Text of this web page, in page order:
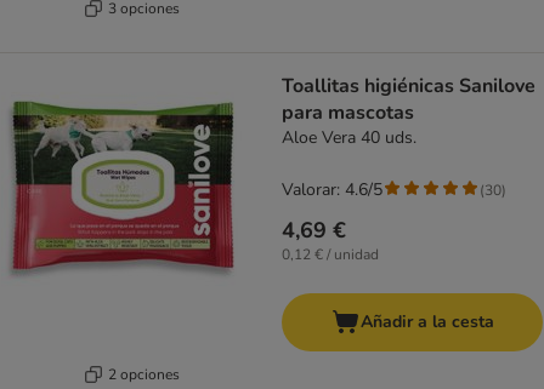
3 opciones
2 opciones
Toallitas higiénicas Sanilove
para mascotas
Aloe Vera 40 uds.
4,69 €
0,12 € / unidad
Valorar: 4.6/5 (30)
Añadir a la cesta